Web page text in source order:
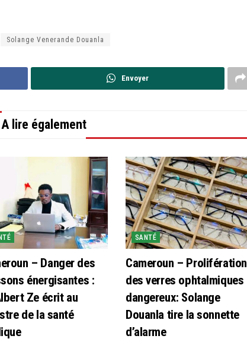
Solange Venerande Douanla
Envoyer
A lire également
– Danger des
énergisantes :
Ze écrit au
de la santé
SANTÉ
Cameroun – Prolifération
des verres ophtalmiques
dangereux: Solange
Douanla tire la sonnette
d’alarme